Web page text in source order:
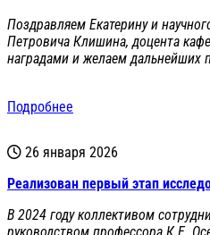
Поздравляем Екатерину и
Петровича Клишина, доцента
наградами и желаем дальнейших
Подробнее
26 января 2026
Реализован первый этап
В 2024 году коллективом